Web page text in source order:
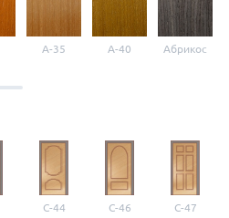
A-35 A-40 Абрикос
С-44 С-46 С-47